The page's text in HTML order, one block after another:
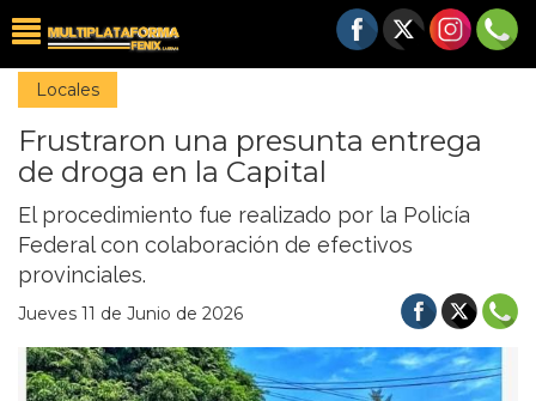
Locales
Frustraron una presunta entrega
de droga en la Capital
El procedimiento fue realizado por la Policía
Federal con colaboración de efectivos
provinciales.
Jueves 11 de Junio de 2026